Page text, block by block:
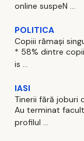
online suspeN ...
POLITICA
Copiii rămași
* 58% dintre
is ...
IASI
Tinerii fără joburi
Au terminat
profilul ...